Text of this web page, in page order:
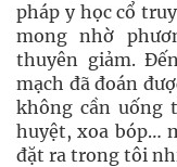
pháp y học cổ
mong nhờ
thuyên giảm.
mạch đã đoán
không cần uống
huyệt, xoa bóp…
đặt ra trong tôi